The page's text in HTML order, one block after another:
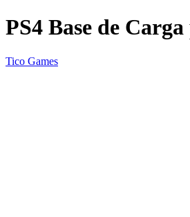
PS4 Base de
Tico Games